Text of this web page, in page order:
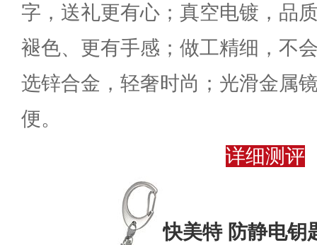
字，送礼更有心；真空电镀，品
褪色、更有手感；做工精细，不
选锌合金，轻奢时尚；光滑金属
便。
详细测评
快美特 防静电钥